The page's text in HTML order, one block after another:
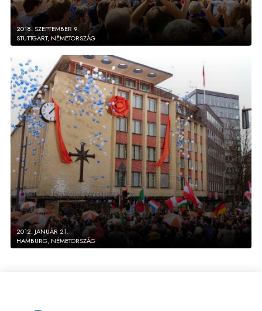
2018. SZEPTEMBER 9.
STUTTGART, NÉMETORSZÁG
2012. JANUÁR 21.
HAMBURG, NÉMETORSZÁG